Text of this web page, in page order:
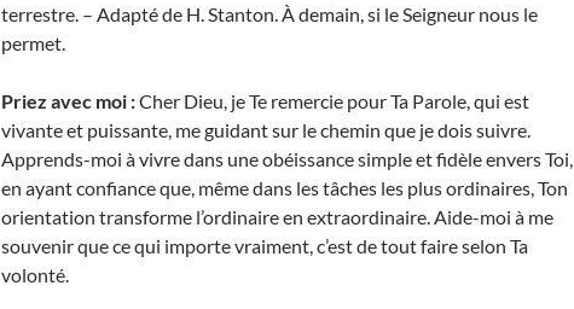
terrestre. – Adapté de H. Stanton. À demain, si le Seigneur nous le
permet.
Priez avec moi :Cher Dieu, je Te remercie pour Ta Parole, qui est
vivante et puissante, me guidant sur le chemin que je dois suivre.
Apprends-moi à vivre dans une obéissance simple et fidèle envers Toi,
en ayant confiance que, même dans les tâches les plus ordinaires, Ton
orientation transforme l’ordinaire en extraordinaire. Aide-moi à me
souvenir que ce qui importe vraiment, c’est de tout faire selon Ta
volonté.